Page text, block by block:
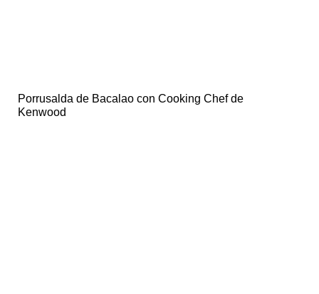
Porrusalda de Bacalao con Cooking Chef de
Kenwood